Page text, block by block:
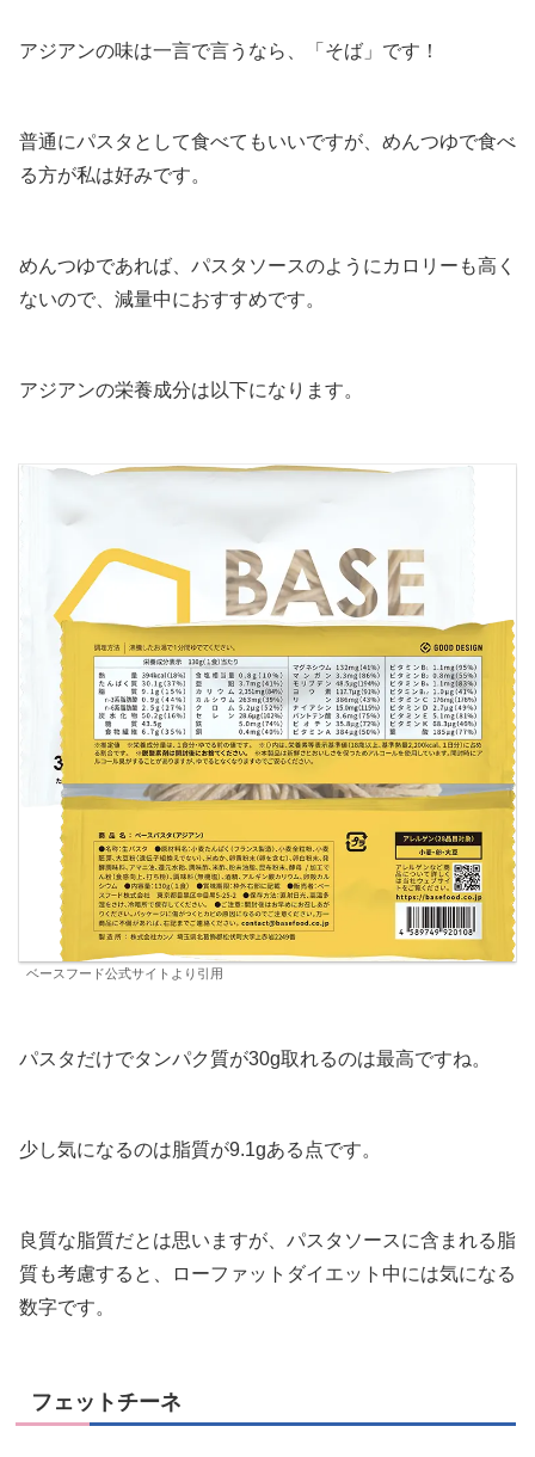
アジアンの味は一言で言うなら、「そば」です！
普通にパスタとして食べてもいいですが、めんつゆで食べ
る方が私は好みです。
めんつゆであれば、パスタソースのようにカロリーも高く
ないので、減量中におすすめです。
アジアンの栄養成分は以下になります。
ベースフード公式サイトより引用
パスタだけでタンパク質が30g取れるのは最高ですね。
少し気になるのは脂質が9.1gある点です。
良質な脂質だとは思いますが、パスタソースに含まれる脂
質も考慮すると、ローファットダイエット中には気になる
数字です。
フェットチーネ